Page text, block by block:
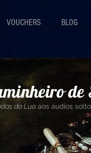
VOUCHERS BLOG
da Lua aos áudios